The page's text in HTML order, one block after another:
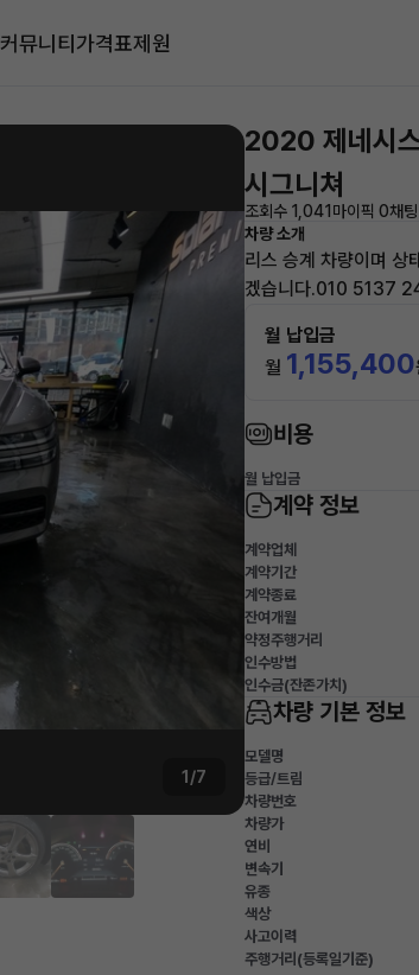
커뮤니티가격표제원
1/7
2020 제네시
시그니쳐
조회수 1,041 마이픽 0채
차량 소개
리스 승계 차량이며 상
겠습니다.010 5137
월 납입금
월 1,155,400
비용
월 납입금
계약 정보
계약업체
계약기간
계약종료
잔여개월
약정주행거리
인수방법
인수금(잔존가치)
차량 기본 정보
모델명
등급/트림
차량번호
차량가
연비
변속기
유종
색상
사고이력
주행거리(등록일기준)